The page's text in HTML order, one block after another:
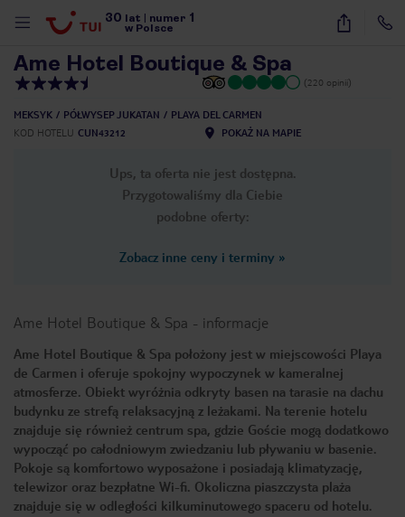
30 lat numer 1
w Polsce
8
Ame Hotel Boutique & Spa
(220 opinii)
MEKSYK PÓŁWYSEP JUKATAN
PLAYA DEL CARMEN
KOD HOTELU CUN43212 POKAŻ NA MAPIE
Ups, ta oferta nie jest dostępna.
Przygotowaliśmy dla Ciebie
podobne oferty:
Zobacz inne ceny i terminy »
Ame Hotel Boutique & Spa - informacje
Ame Hotel Boutique & Spa położony jest w miejscowości Playa
de Carmen i oferuje spokojny wypoczynek w kameralnej
atmosferze. Obiekt wyróżnia odkryty basen na tarasie na dachu
budynku ze strefą relaksacyjną z leżakami. Na terenie hotelu
znajduje się również centrum spa, gdzie Goście mogą dodatkowo
wypocząć po całodniowym zwiedzaniu lub pływaniu w basenie.
Pokoje są komfortowo wyposażone i posiadają klimatyzację,
telewizor oraz bezpłatne Wi-fi. Okoliczna piaszczysta plaża
znajduje się w odległości kilkuminutowego spaceru od hotelu.